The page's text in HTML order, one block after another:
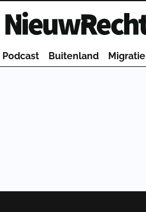
Homepage van NieuwRechts
Podcast Buitenland Migratie